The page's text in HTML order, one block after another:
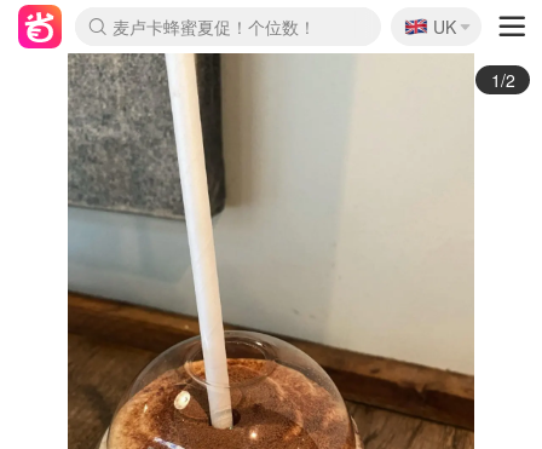
麦卢卡蜂蜜夏促！个位数！
Prada/Miu 4.8折！
啥？必胜客披萨5折！
🇬🇧
UK
2/2